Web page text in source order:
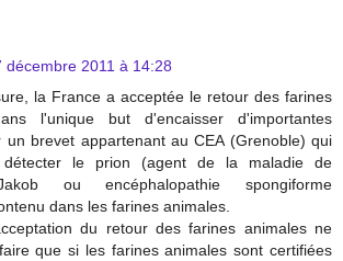
décembre 2011 à 14:28
la France a acceptée le retour des farines
l'unique but d'encaisser d'importantes
un brevet appartenant au CEA (Grenoble) qui
le prion (agent de la maladie de
Jakob ou encéphalopathie spongiforme
dans les farines animales.
du retour des farines animales ne
que si les farines animales sont certifiées